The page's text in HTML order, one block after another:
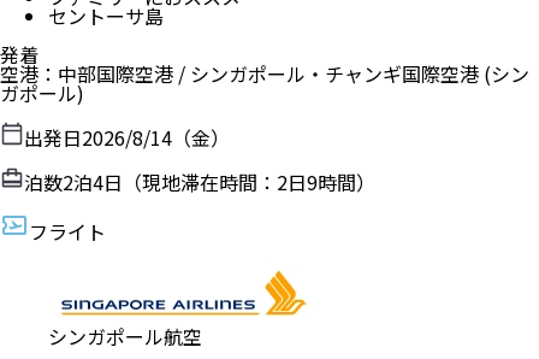
セントーサ島
発着
空港 ： 中部国際空港 / シンガポール・チャンギ国際空港 (シン
ガポール)
出発日2026/8/14（金）
泊数2泊4日（現地滞在時間： 2日9時間）
フライト
シンガポール航空